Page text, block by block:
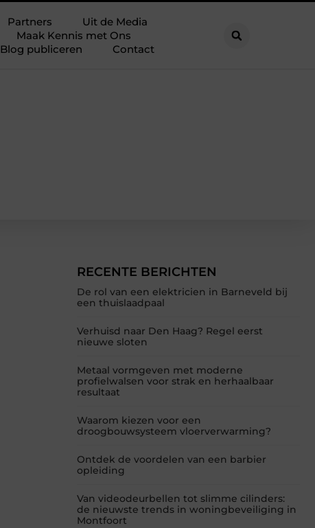
Partners
Uit de Media
Maak Kennis met Ons
Blog publiceren
Contact
RECENTE BERICHTEN
De rol van een elektricien in Barneveld bij
een thuislaadpaal
Verhuisd naar Den Haag? Regel eerst
nieuwe sloten
Metaal vormgeven met moderne
profielwalsen voor strak en herhaalbaar
resultaat
Waarom kiezen voor een
droogbouwsysteem vloerverwarming?
Ontdek de voordelen van een barbier
opleiding
Van videodeurbellen tot slimme cilinders:
de nieuwste trends in woningbeveiliging in
Montfoort